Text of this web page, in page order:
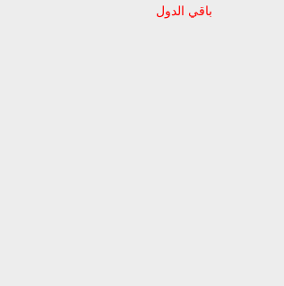
باقي الدول